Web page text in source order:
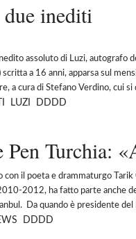
inediti
assoluto di Luzi, autografo
scritta a 16 anni, apparsa sul
a cura di Stefano Verdino, cui si
LUZI DDDD
Turchia:
con il poeta e drammaturgo
2012, ha fatto parte anche
Da quando è presidente del
DDDD